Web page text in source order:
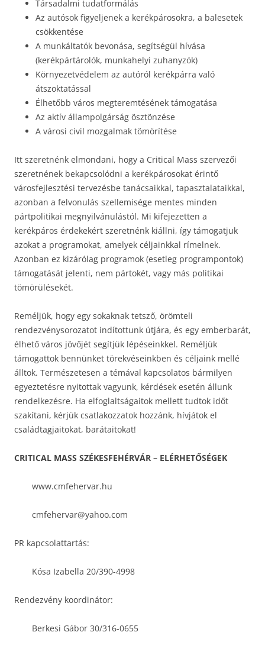
Társadalmi tudatformálás
Az autósok figyeljenek a kerékpárosokra, a balesetek
csökkentése
A munkáltatók bevonása, segítségül hívása
(kerékpártárolók, munkahelyi zuhanyzók)
Környezetvédelem az autóról kerékpárra való
átszoktatással
Élhetőbb város megteremtésének támogatása
Az aktív állampolgárság ösztönzése
A városi civil mozgalmak tömörítése
Itt szeretnénk elmondani, hogy a Critical Mass szervezői
szeretnének bekapcsolódni a kerékpárosokat érintő
városfejlesztési tervezésbe tanácsaikkal, tapasztalataikkal,
azonban a felvonulás szellemisége mentes minden
pártpolitikai megnyilvánulástól. Mi kifejezetten a
kerékpáros érdekekért szeretnénk kiállni, így támogatjuk
azokat a programokat, amelyek céljainkkal rímelnek.
Azonban ez kizárólag programok (esetleg programpontok)
támogatását jelenti, nem pártokét, vagy más politikai
tömörülésekét.
Reméljük, hogy egy sokaknak tetsző, örömteli
rendezvénysorozatot indítottunk útjára, és egy emberbarát,
élhető város jövőjét segítjük lépéseinkkel. Reméljük
támogattok bennünket törekvéseinkben és céljaink mellé
álltok. Természetesen a témával kapcsolatos bármilyen
egyeztetésre nyitottak vagyunk, kérdések esetén állunk
rendelkezésre. Ha elfoglaltságaitok mellett tudtok időt
szakítani, kérjük csatlakozzatok hozzánk, hívjátok el
családtagjaitokat, barátaitokat!
CRITICAL MASS SZÉKESFEHÉRVÁR – ELÉRHETŐSÉGEK
www.cmfehervar.hu
cmfehervar@yahoo.com
PR kapcsolattartás:
Kósa Izabella 20/390-4998
Rendezvény koordinátor:
Berkesi Gábor 30/316-0655